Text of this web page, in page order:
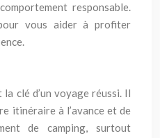
responsable.
vous aider à profiter
clé d’un voyage réussi. Il
itinéraire à l’avance et de
de camping, surtout